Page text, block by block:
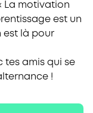
La motivation
est un
est là pour
tes amis qui se
!